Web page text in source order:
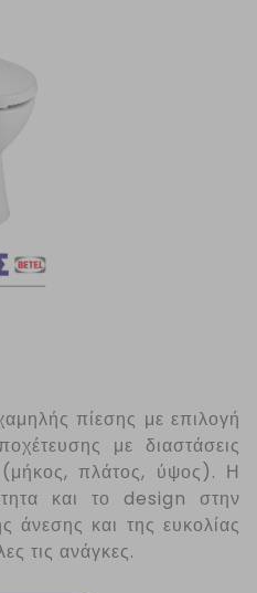
πίεσης με επιλογή
με διαστάσεις
πλάτος, ύψος). Η
και το design στην
άνεσης και της ευκολίας
τις ανάγκες.